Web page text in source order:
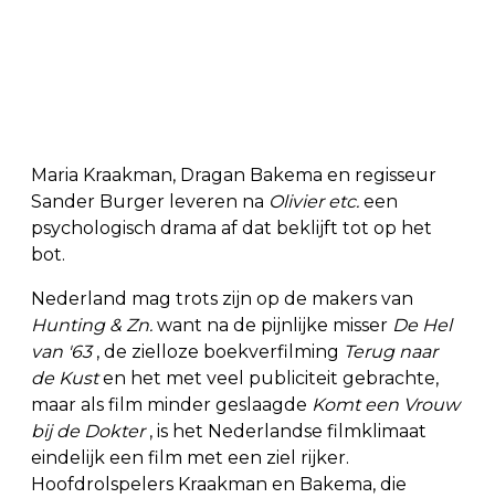
Maria Kraakman, Dragan Bakema en regisseur
Sander Burger leveren na Olivier etc. een
psychologisch drama af dat beklijft tot op het
bot.
Nederland mag trots zijn op de makers van
Hunting & Zn. want na de pijnlijke misser De Hel
van '63, de zielloze boekverfilming Terug naar
de Kusten het met veel publiciteit gebrachte,
maar als film minder geslaagde Komt een Vrouw
bij de Dokter, is het Nederlandse filmklimaat
eindelijk een film met een ziel rijker.
Hoofdrolspelers Kraakman en Bakema, die